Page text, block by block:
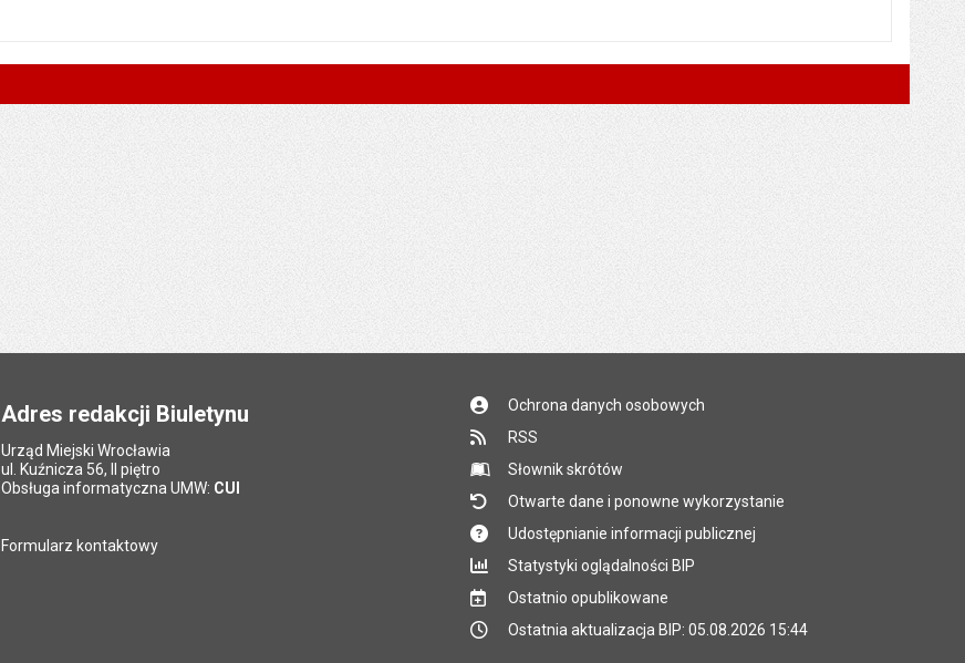
Adres redakcji Biuletynu
Urząd Miejski Wrocławia
ul. Kuźnicza 56, II piętro
Obsługa informatyczna UMW: CUI
Formularz kontaktowy
Ochrona danych osobowych
RSS
Słownik skrótów
Otwarte dane i ponowne wykorzystanie
Udostępnianie informacji publicznej
Statystyki oglądalności BIP
Ostatnio opublikowane
Ostatnia aktualizacja BIP: 05.08.2026 15:44